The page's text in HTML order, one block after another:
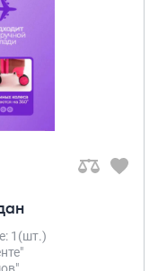
1(шт.)